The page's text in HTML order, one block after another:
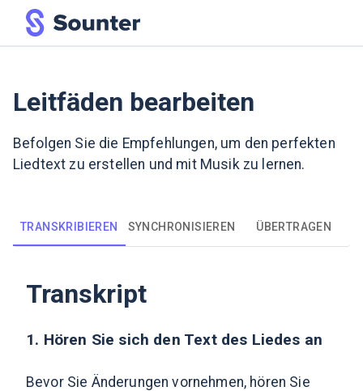
Leitfäden bearbeiten
Befolgen Sie die Empfehlungen, um den perfekten
Liedtext zu erstellen und mit Musik zu lernen.
TRANSKRIBIEREN SYNCHRONISIEREN ÜBERTRAGEN
Transkript
1. Hören Sie sich den Text des Liedes an
Bevor Sie Änderungen vornehmen, hören Sie